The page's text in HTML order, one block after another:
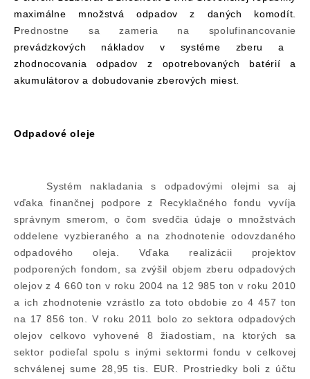
maximálne množstvá odpadov z daných komodít.
Prednostne sa zameria na spolufinancovanie
prevádzkových nákladov v systéme zberu a
zhodnocovania odpadov z opotrebovaných batérií a
akumulátorov a dobudovanie zberových miest.
Odpadové oleje
Systém nakladania s odpadovými olejmi sa aj
vďaka finančnej podpore z Recyklačného fondu vyvíja
správnym smerom, o čom svedčia údaje o množstvách
oddelene vyzbieraného a na zhodnotenie odovzdaného
odpadového oleja. Vďaka realizácii projektov
podporených fondom, sa zvýšil objem zberu odpadových
olejov z 4 660 ton v roku 2004 na 12 985 ton v roku 2010
a ich zhodnotenie vzrástlo za toto obdobie zo 4 457 ton
na 17 856 ton. V roku 2011 bolo zo sektora odpadových
olejov celkovo vyhovené 8 žiadostiam, na ktorých sa
sektor podieľal spolu s inými sektormi fondu v celkovej
schválenej sume 28,95 tis. EUR. Prostriedky boli z účtu